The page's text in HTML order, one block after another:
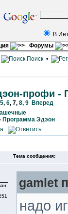
В
Форумы
Поиск •
профи -
5, 6, 7, 8, 9 Вперед
Программа Эдэон
Тема сообщения:
gamlet
надо